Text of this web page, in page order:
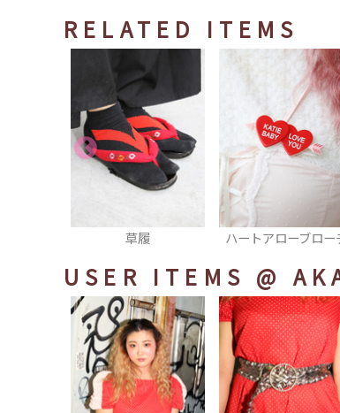
RELATED ITEMS
ハートアローブローチ ブラウス
USER ITEMS @